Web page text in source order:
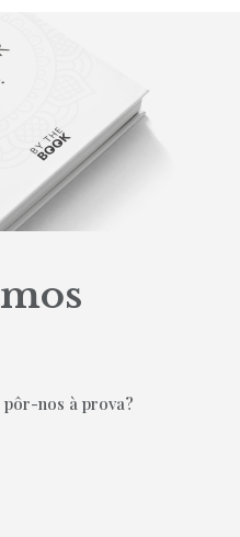
nos à prova?